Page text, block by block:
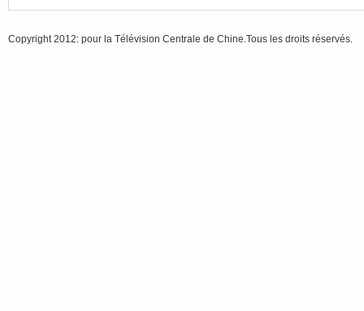
Copyright 2012: pour la Télévision Centrale de Chine.Tous les droits réservés.